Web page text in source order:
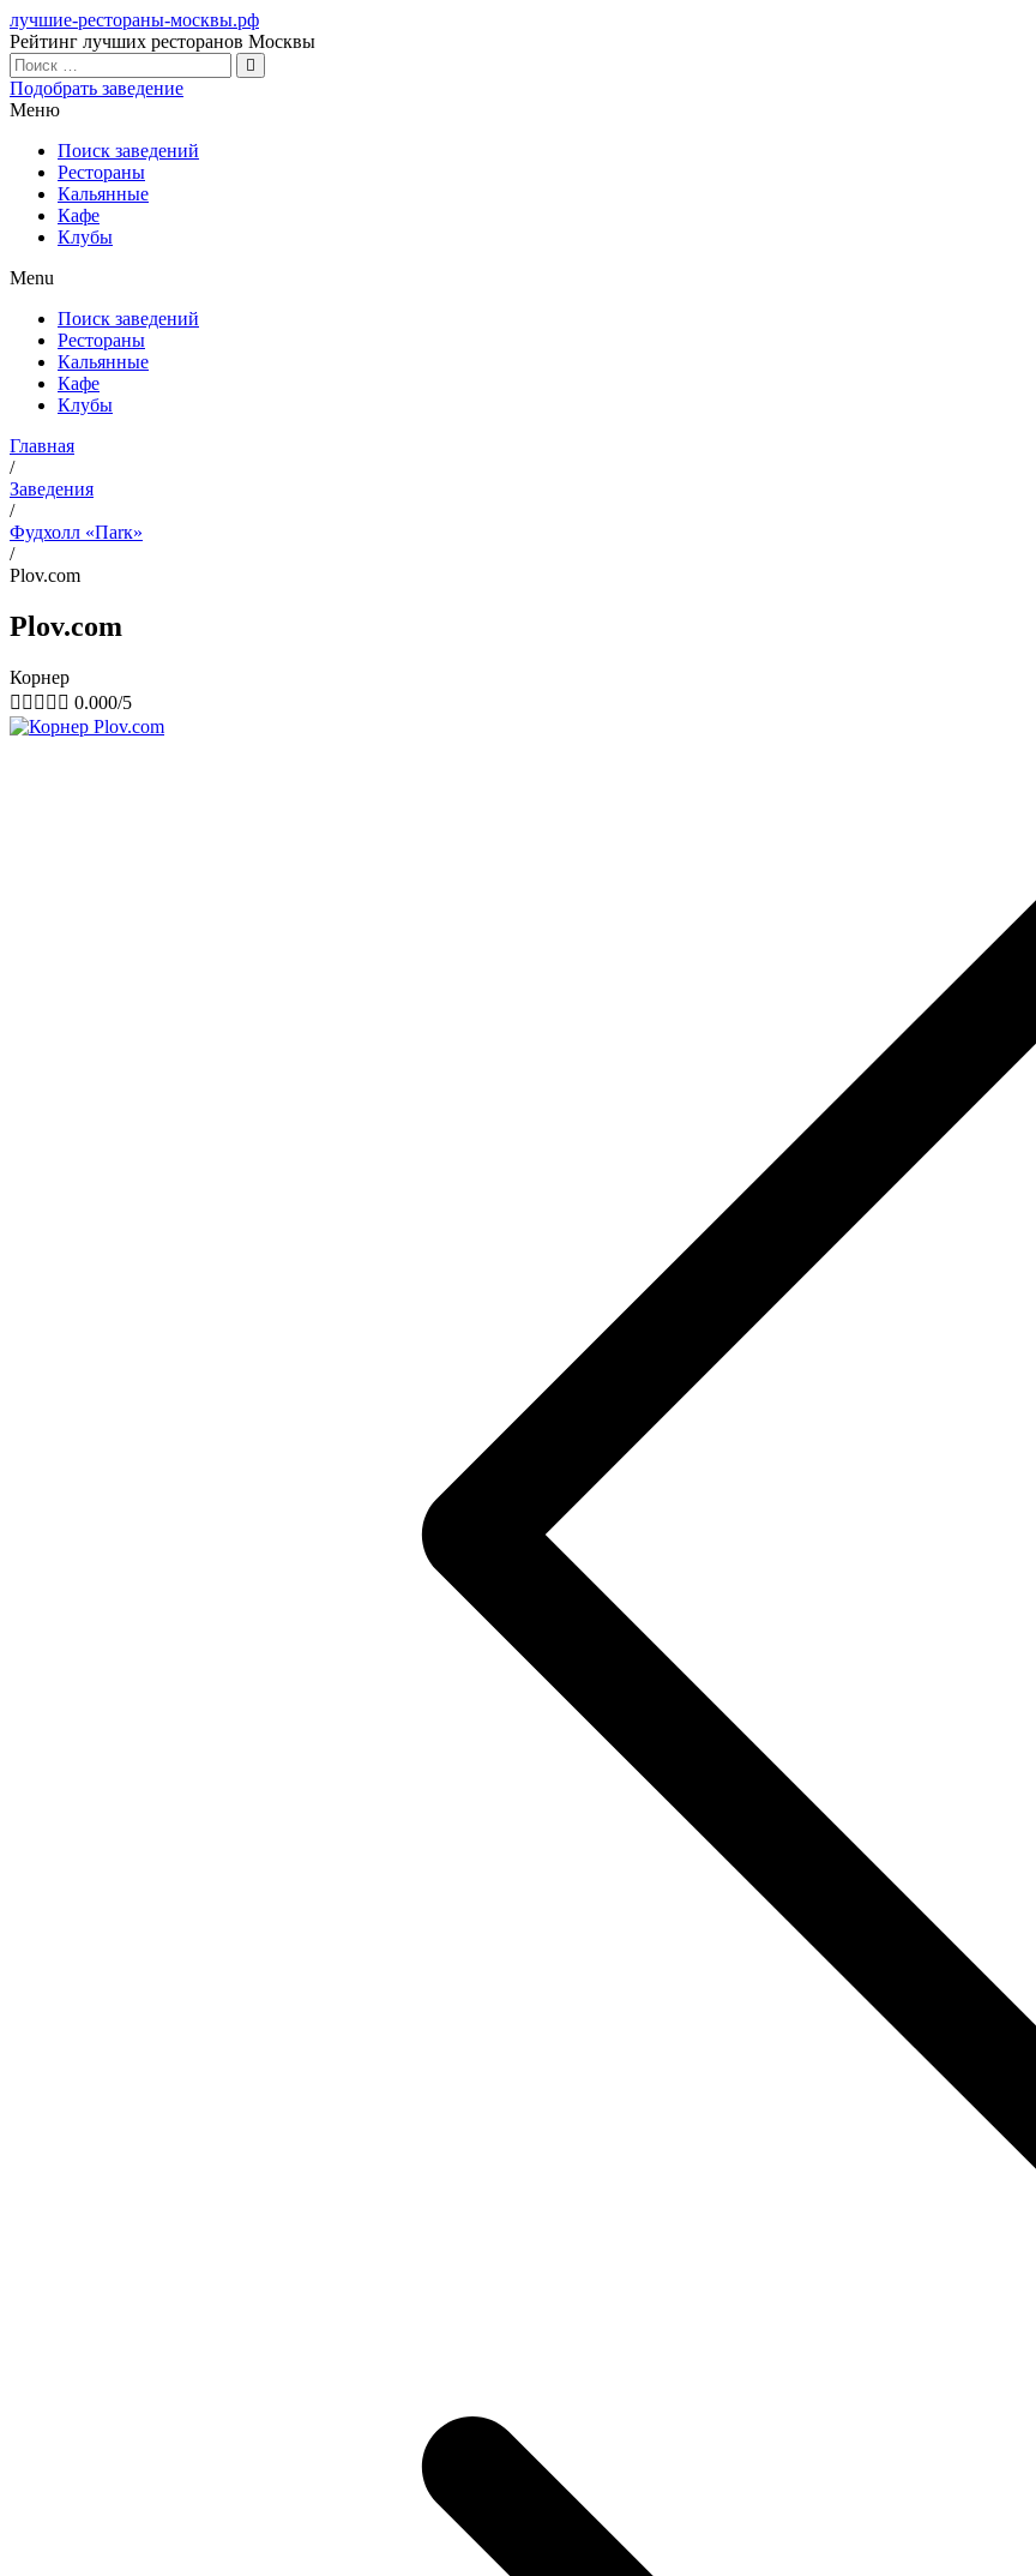
лучшие-рестораны-москвы.рф
Рейтинг лучших ресторанов Москвы
Подобрать заведение
Меню
Поиск заведений
Рестораны
Кальянные
Кафе
Клубы
Menu
Поиск заведений
Рестораны
Кальянные
Кафе
Клубы
Главная
/
Заведения
/
Фудхолл «Паrк»
/
Plov.com
Plov.com
Корнер
     0.000/5